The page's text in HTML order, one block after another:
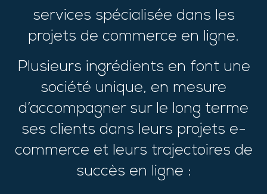
services spécialisée dans les
projets de commerce en ligne.
Plusieurs ingrédients en font une
société unique, en mesure
d’accompagner sur le long terme
ses clients dans leurs projets e-
commerce et leurs trajectoires de
succès en ligne :